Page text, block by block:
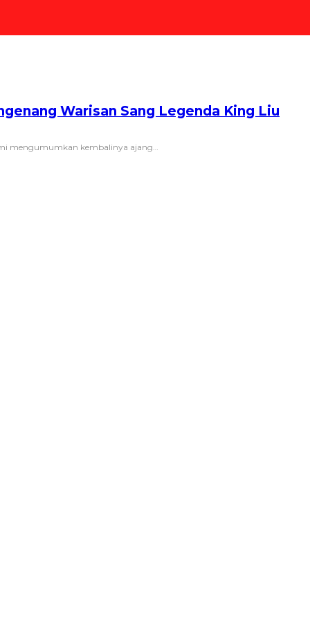
Warisan Sang Legenda King Liu
mengumumkan kembalinya ajang…